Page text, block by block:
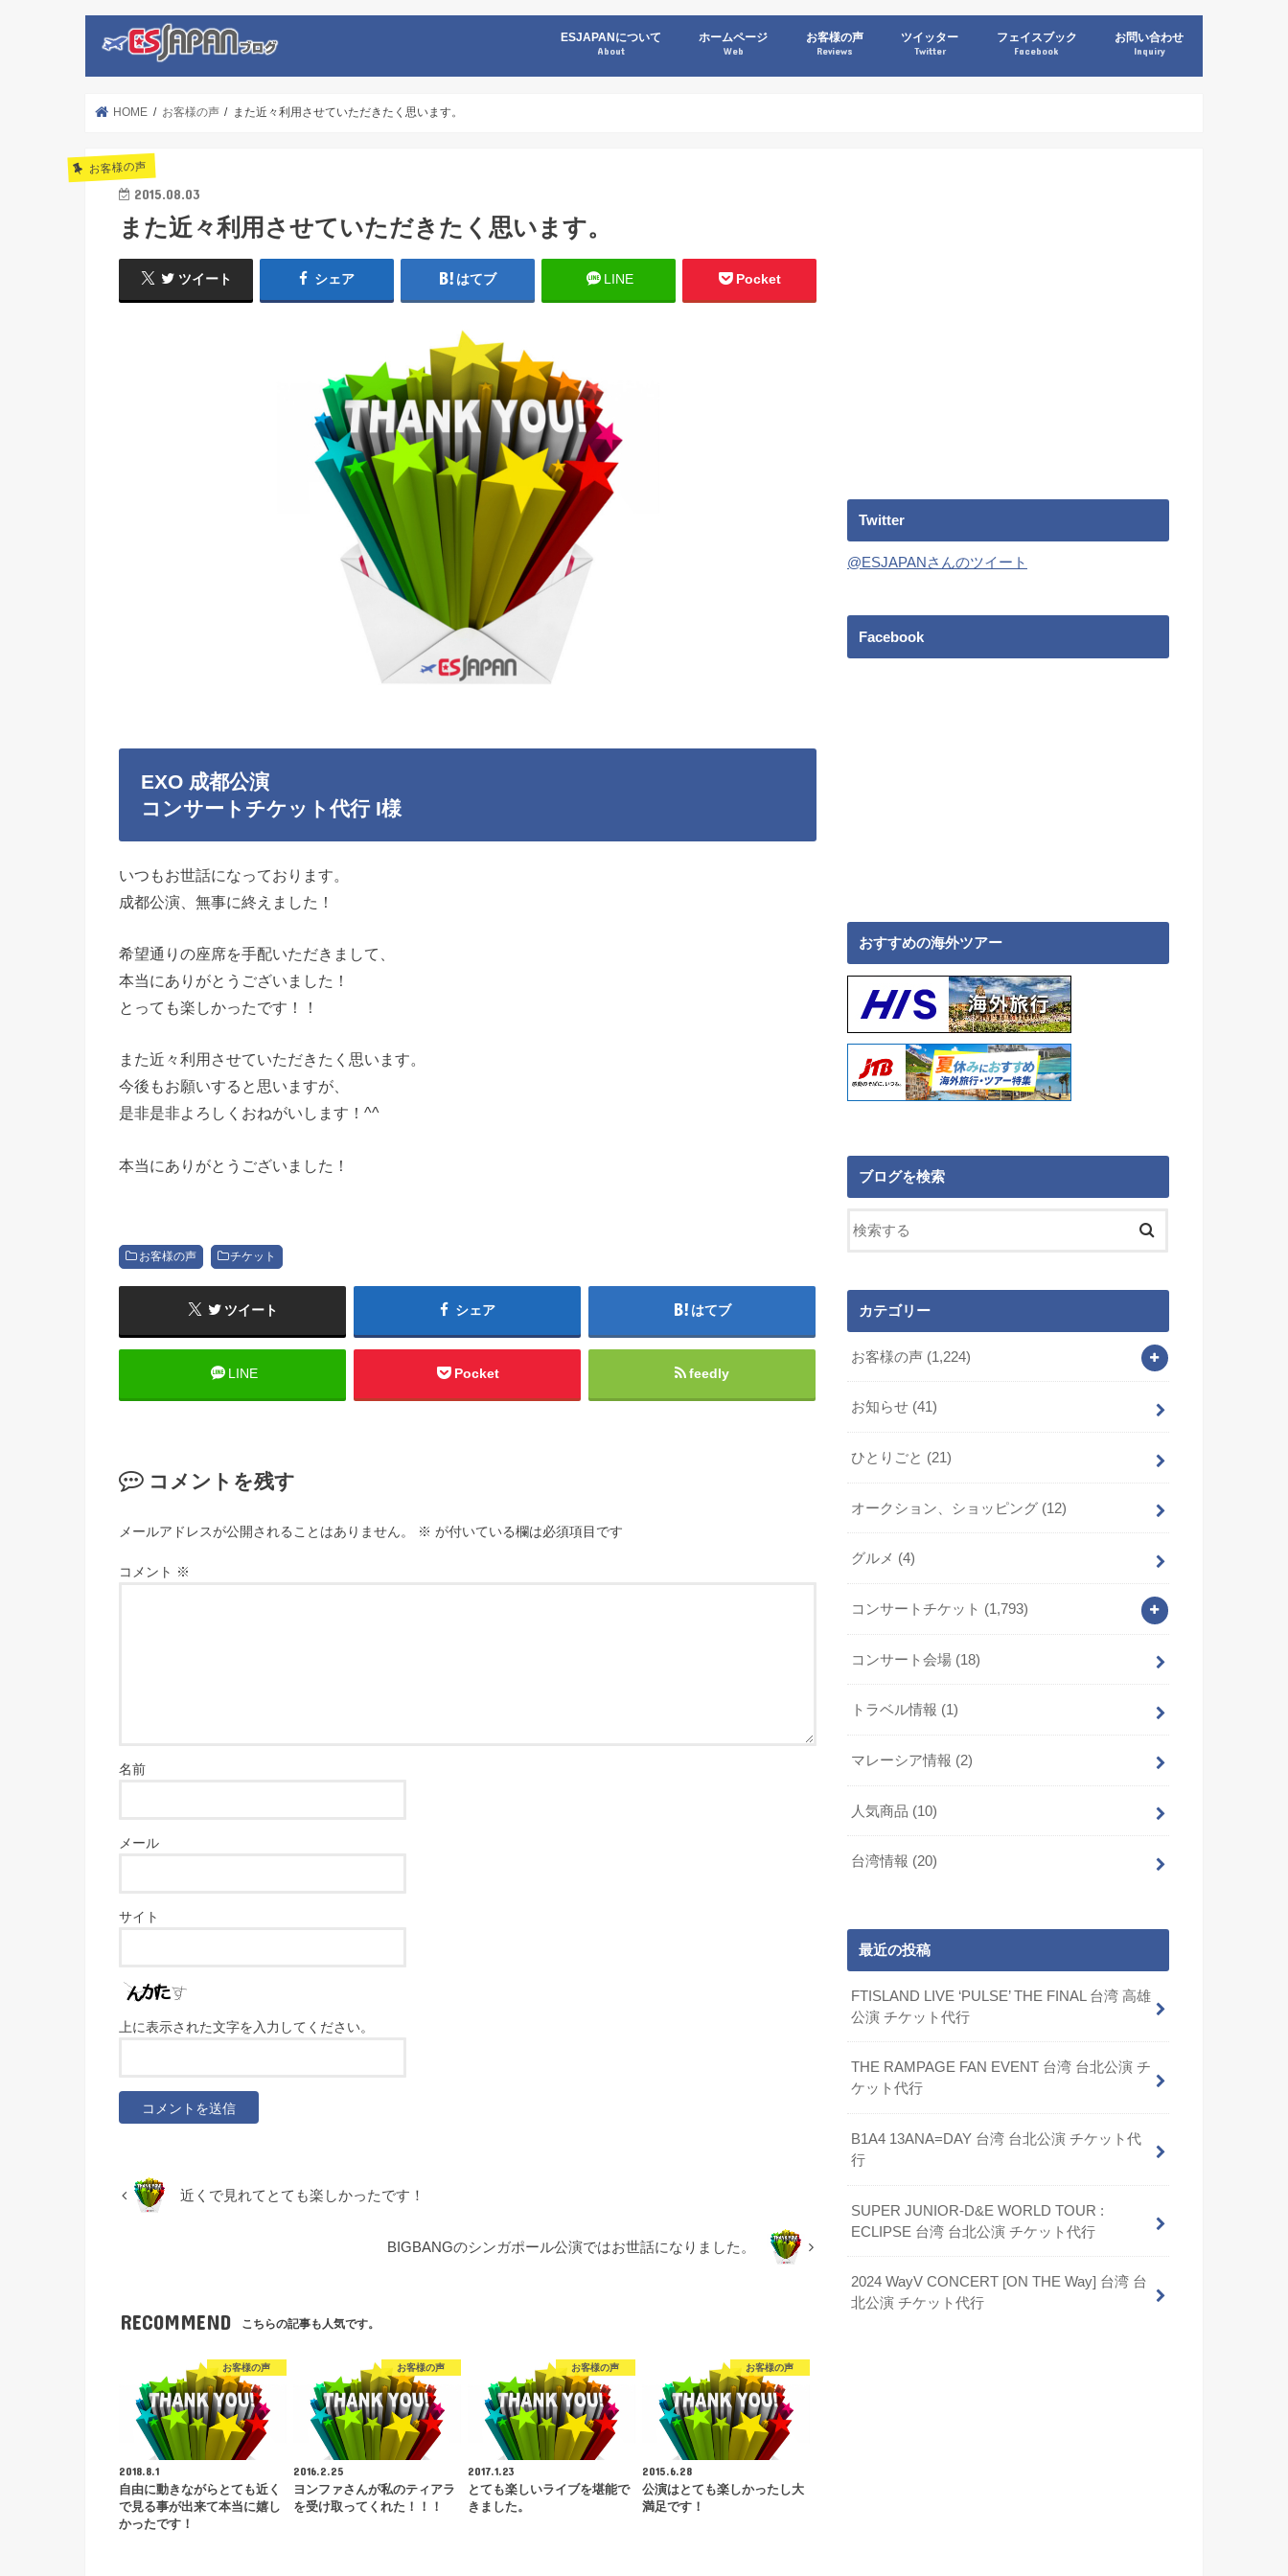
ESJAPANについて
About
ホームページ
Web
お客様の声
Reviews
ツイッター
Twitter
フェイスブック
Facebook
お問い合わせ
Inquiry
HOME お客様の声 また近々利用させていただきたく思います。
お客様の声
2015.08.03
また近々利用させていただきたく思います。
ツイート シェア はてブ LINE Pocket
EXO 成都公演
コンサートチケット代行 I様
いつもお世話になっております。
成都公演、無事に終えました！
希望通りの座席を手配いただきまして、
本当にありがとうございました！
とっても楽しかったです！！
また近々利用させていただきたく思います。
今後もお願いすると思いますが、
是非是非よろしくおねがいします！^^
本当にありがとうございました！
お客様の声 チケット
ツイート シェア はてブ
LINE Pocket feedly
コメントを残す
メールアドレスが公開されることはありません。 ※ が付いている欄は必須項目です
コメント ※
名前
メール
サイト
上に表示された文字を入力してください。
近くで見れてとても楽しかったです！
BIGBANGのシンガポール公演ではお世話になりました。
RECOMMEND こちらの記事も人気です。
お客様の声
2018.8.1
自由に動きながらとても近く
で見る事が出来て本当に嬉し
かったです！
お客様の声
2016.2.25
ヨンファさんが私のティアラ
を受け取ってくれた！！！
お客様の声
2017.1.23
とても楽しいライブを堪能で
きました。
お客様の声
2015.6.28
公演はとても楽しかったし大
満足です！
Twitter
@ESJAPANさんのツイート
Facebook
おすすめの海外ツアー
ブログを検索
カテゴリー
お客様の声 (1,224)
お知らせ (41)
ひとりごと (21)
オークション、ショッピング (12)
グルメ (4)
コンサートチケット (1,793)
コンサート会場 (18)
トラベル情報 (1)
マレーシア情報 (2)
人気商品 (10)
台湾情報 (20)
最近の投稿
FTISLAND LIVE ‘PULSE’ THE FINAL 台湾 高雄
公演 チケット代行
THE RAMPAGE FAN EVENT 台湾 台北公演 チ
ケット代行
B1A4 13ANA=DAY 台湾 台北公演 チケット代
行
SUPER JUNIOR-D&E WORLD TOUR :
ECLIPSE 台湾 台北公演 チケット代行
2024 WayV CONCERT [ON THE Way] 台湾 台
北公演 チケット代行